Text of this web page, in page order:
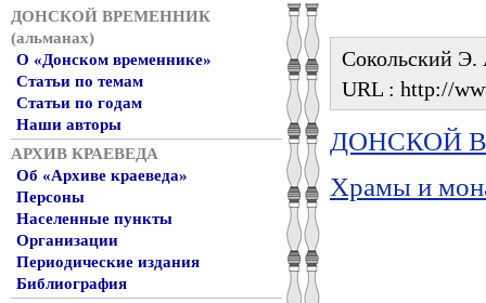
ДОНСКОЙ ВРЕМЕННИК
(альманах)
О «Донском временнике»
Статьи по темам
Статьи по годам
Наши авторы
АРХИВ КРАЕВЕДА
Об «Архиве краеведа»
Персоны
Населенные пункты
Организации
Периодические издания
Библиография
Сокольский
URL : http://
ДОНСКОЙ
Храмы и